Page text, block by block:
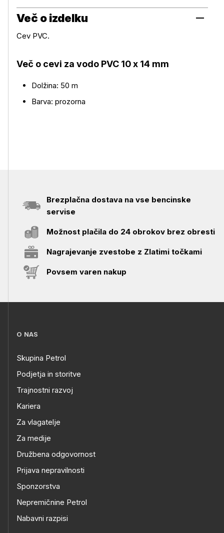
Več o izdelku
Cev PVC.
Več o cevi za vodo PVC 10 x 14 mm
Dolžina: 50 m
Barva: prozorna
Brezplačna dostava na vse bencinske
servise
Možnost plačila do 24 obrokov brez obresti
Nagrajevanje zvestobe z Zlatimi točkami
Povsem varen nakup
O NAS
Skupina Petrol
Podjetja in storitve
Trajnostni razvoj
Kariera
Za vlagatelje
Za medije
Družbena odgovornost
Prijava nepravilnosti
Sponzorstva
Nepremičnine Petrol
Nabavni razpisi